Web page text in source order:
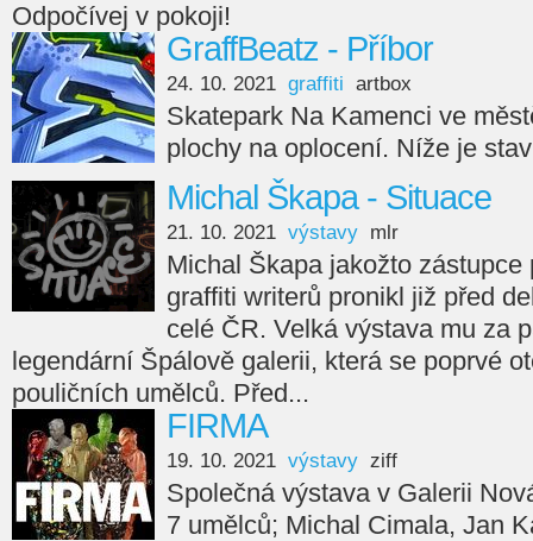
Odpočívej v pokoji!
GraffBeatz - Příbor
24. 10. 2021 graffiti artbox
Skatepark Na Kamenci ve
plochy na oplocení. Níže je
Michal Škapa - Situace
21. 10. 2021 výstavy mlr
Michal Škapa jakožto
graffiti writerů pronikl již před
celé ČR. Velká výstava mu za
legendární Špálově galerii, která se poprvé
pouličních umělců. Před...
FIRMA
19. 10. 2021 výstavy ziff
Společná výstava v Galerii
7 umělců; Michal Cimala, Jan